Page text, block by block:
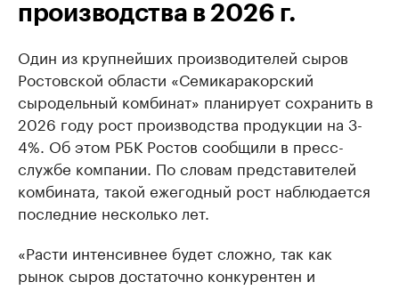
производства в 2026 г.
Один из крупнейших производителей сыров
Ростовской области «Семикаракорский
сыродельный комбинат» планирует сохранить в
2026 году рост производства продукции на 3-
4%. Об этом РБК Ростов сообщили в пресс-
службе компании. По словам представителей
комбината, такой ежегодный рост наблюдается
последние несколько лет.
«Расти интенсивнее будет сложно, так как
рынок сыров достаточно конкурентен и